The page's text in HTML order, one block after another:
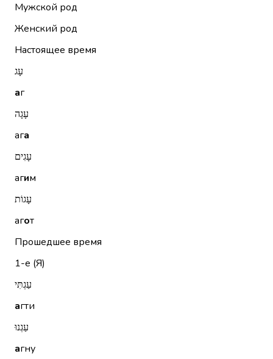
Мужской род
Женский род
Настоящее время
עָג
аг
עָגָה
ага
עָגִים
агим
עָגוֹת
агот
Прошедшее время
1-е (Я)
עַגְתִּי
агти
עַגְנוּ
агну